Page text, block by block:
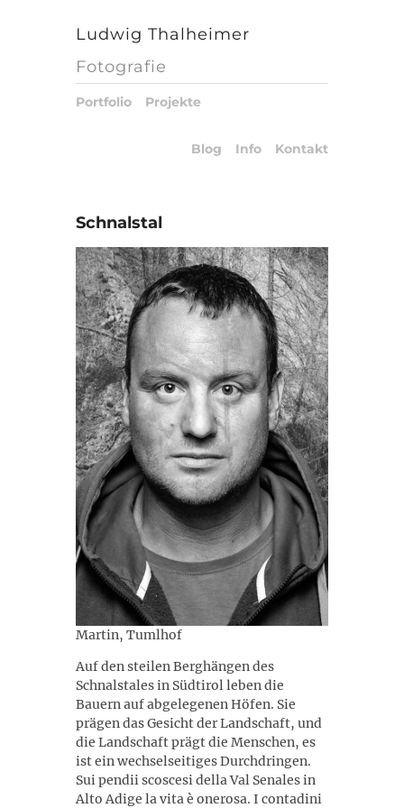
Ludwig Thalheimer
Fotografie
Portfolio Projekte
Blog Info Kontakt
Schnalstal
Martin, Tumlhof
Auf den steilen Berghängen des
Schnalstales in Südtirol leben die
Bauern auf abgelegenen Höfen. Sie
prägen das Gesicht der Landschaft, und
die Landschaft prägt die Menschen, es
ist ein wechselseitiges Durchdringen.
Sui pendii scoscesi della Val Senales in
Alto Adige la vita è onerosa. I contadini